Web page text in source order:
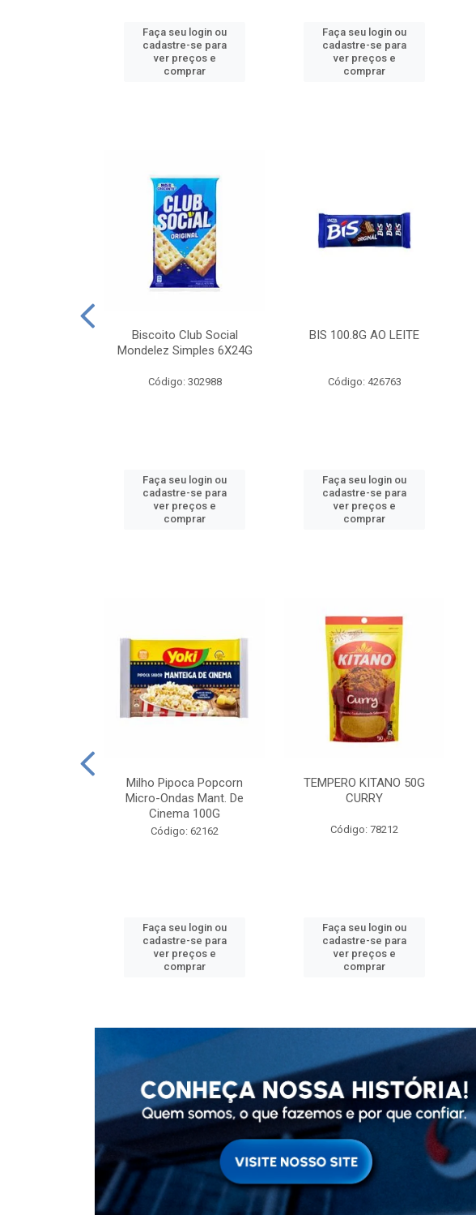
Faça seu login ou
cadastre-se para
ver preços e
comprar
Faça seu login ou
cadastre-se para
ver preços e
comprar
Biscoito Club Social
Mondelez Simples 6X24G
Código: 302988
Faça seu login ou
cadastre-se para
ver preços e
comprar
BIS 100.8G AO LEITE
Código: 426763
Faça seu login ou
cadastre-se para
ver preços e
comprar
Milho Pipoca Popcorn
Micro-Ondas Mant. De
Cinema 100G
Código: 62162
Faça seu login ou
cadastre-se para
ver preços e
comprar
TEMPERO KITANO 50G
CURRY
Código: 78212
Faça seu login ou
cadastre-se para
ver preços e
comprar